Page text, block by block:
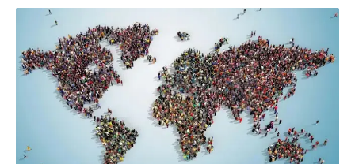
s
a
o
A
a
g
o